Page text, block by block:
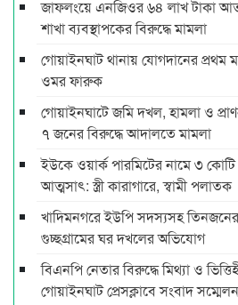
জাফলংয়ে এনজিওর ৬৪ লাখ টাকা
শাখা ব্যবস্থাপকের বিরুদ্ধে মামলা
গোয়াইনঘাট থানায় যোগদানের প্রথম
ওমর ফারুক
গোয়াইনঘাটে জমি দখল, হামলা ও
৭ জনের বিরুদ্ধে আদালতে মামলা
ইউকে ওয়ার্ক পারমিটের নামে ৩
আত্মসাৎ: স্ত্রী কারাগারে, স্বামী পলাতক
খাদিমনগরে ইউপি সদস্যসহ তিনজনের
গুচ্ছগ্রামের ঘর দখলের অভিযোগ
বিএনপি নেতার বিরুদ্ধে মিথ্যা ও
গোয়াইনঘাট প্রেসক্লাবে সংবাদ সম্মেলন